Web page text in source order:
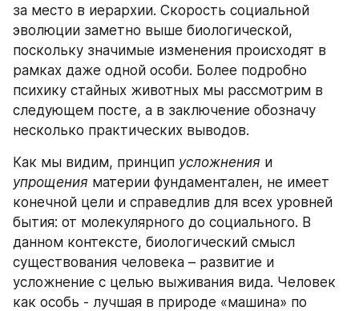
за место в иерархии. Скорость социальной
эволюции заметно выше биологической,
поскольку значимые изменения происходят в
рамках даже одной особи. Более подробно
психику стайных животных мы рассмотрим в
следующем посте, а в заключение обозначу
несколько практических выводов.
Как мы видим, принцип усложнения
упрощения материи фундаментален, не имеет
конечной цели и справедлив для всех уровней
бытия: от молекулярного до социального. В
данном контексте, биологический смысл
существования человека – развитие и
усложнение с целью выживания вида. Человек
как особь - лучшая в природе «машина» по